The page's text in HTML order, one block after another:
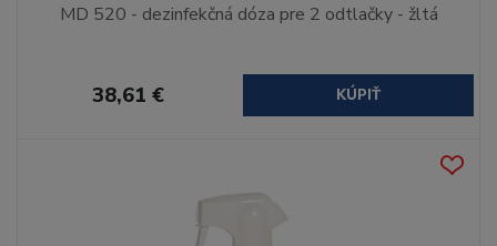
MD 520 - dezinfekčná dóza pre 2 odtlačky - žltá
38,61 € KÚPIŤ